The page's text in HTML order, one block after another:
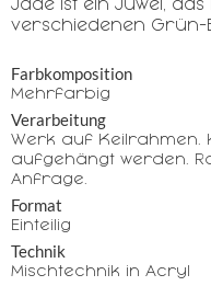
Jade ist ein Juwel,
verschiedenen Grün-
Farbkomposition
Mehrfarbig
Verarbeitung
Werk auf Keilrahmen.
aufgehängt werden.
Anfrage.
Format
Einteilig
Technik
Mischtechnik in Acryl